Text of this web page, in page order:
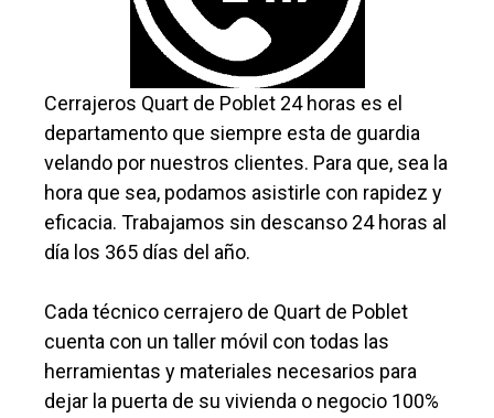
Cerrajeros Quart de Poblet 24 horas es el
departamento que siempre esta de guardia
velando por nuestros clientes. Para que, sea la
hora que sea, podamos asistirle con rapidez y
eficacia. Trabajamos sin descanso 24 horas al
día los 365 días del año.
Cada técnico cerrajero de Quart de Poblet
cuenta con un taller móvil con todas las
herramientas y materiales necesarios para
dejar la puerta de su vivienda o negocio 100%